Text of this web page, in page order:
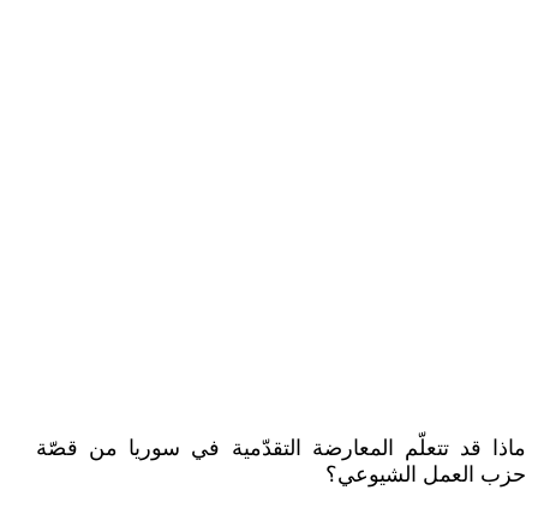
ماذا قد تتعلّم المعارضة التقدّمية في سوريا من قصّة
حزب العمل الشيوعي؟